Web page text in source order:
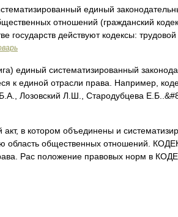
единый
отношений (гражданский
государств действуют кодексы: трудовой
единый систематизированный
к единой отрасли права. Например,
Лозовский Л.Ш., Стародубцева
в котором объединены и
область общественных отношений.
Рас положение правовых норм в